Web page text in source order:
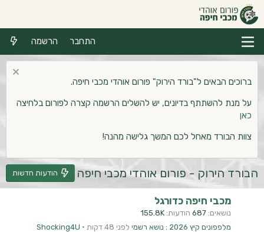
התחבר הרשמה
ברוכים הבאים ל"בורד הירוק" פורום אוהדי מכבי חיפה.
על מנת להשתתף בדיונים, יש להשלים הרשמה קצרה לפורום בלחיצה
כאן
צוות הבורד מאחל לכם המשך גלישה מהנה!
הבורד הירוק - פורום אוהדי מכבי חיפה הודעות חדשות
מכבי חיפה כדורגל
נושאים 687 הודעות 155.8K
מלפפונים קיץ 2026 : נושא רשמי
לפני 48 דקות Shocking4U